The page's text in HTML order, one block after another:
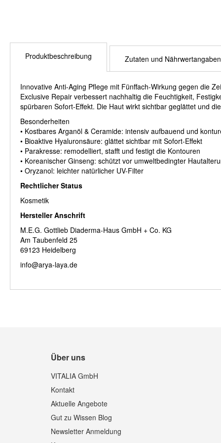
Produktbeschreibung
Innovative Anti-Aging Pflege mit Fünffach-Wirkung gegen die
Exclusive Repair verbessert nachhaltig die Feuchtigkeit,
spürbaren Sofort-Effekt. Die Haut wirkt sichtbar geglättet und
Besonderheiten
• Kostbares Arganöl & Ceramide: intensiv aufbauend und
• Bioaktive Hyaluronsäure: glättet sichtbar mit Sofort-Effekt
• Parakresse: remodelliert, stafft und festigt die Kontouren
• Koreanischer Ginseng: schützt vor umweltbedingter
• Oryzanol: leichter natürlicher UV-Filter
Rechtlicher Status
Kosmetik
Hersteller Anschrift
M.E.G. Gottlieb Diaderma-Haus GmbH + Co. KG
Am Taubenfeld 25
69123 Heidelberg
info@arya-laya.de
Zutaten und Nährwertangaben
Über uns
VITALIA GmbH
Kontakt
Aktuelle Angebote
Gut zu Wissen Blog
Newsletter Anmeldung